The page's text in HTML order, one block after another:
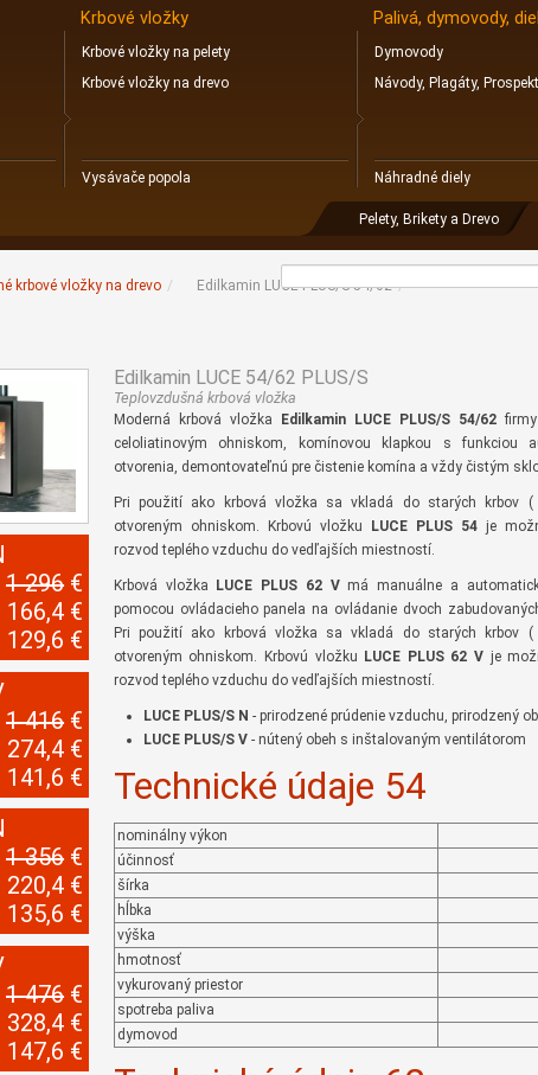
Krbové vložky
Krbové vložky na pelety
Krbové vložky na drevo
Vysávače popola
Palivá, dymovody,
Dymovody
Náhradné diely
Pelety, Brikety a Drevo
Návody, Plagáty,
krbové vložky na drevo / Edilkamin LUCE PLUS/S 54/62 /
1 296 €
166,4 €
129,6 €
1 416 €
274,4 €
141,6 €
1 356 €
220,4 €
135,6 €
1 476 €
328,4 €
147,6 €
Edilkamin LUCE 54/62 PLUS/S
Teplovzdušná krbová vložka
Moderná krbová vložka Edilkamin LUCE PLUS/S 54/62
celoliatinovým ohniskom, komínovou klapkou s funkciou
otvorenia, demontovateľnú pre čistenie komína a vždy čistým
Pri použití ako krbová vložka sa vkladá do starých krbov
otvoreným ohniskom. Krbovú vložku
LUCE PLUS 54je
rozvod teplého vzduchu do vedľajších miestností.
Krbová vložka LUCE PLUS 62 Vmá manuálne a
pomocou ovládacieho panela na ovládanie dvoch
Pri použití ako krbová vložka sa vkladá do starých krbov
otvoreným ohniskom. Krbovú vložku LUCE PLUS 62 V je
rozvod teplého vzduchu do vedľajších miestností.
LUCE PLUS/S N - prirodzené prúdenie vzduchu, prirodzený
LUCE PLUS/S V- nútený obeh s inštalovaným ventilátorom
Technické údaje 54
nominálny výkon
účinnosť
šírka
hĺbka
výška
hmotnosť
vykurovaný priestor
spotreba paliva
dymovod